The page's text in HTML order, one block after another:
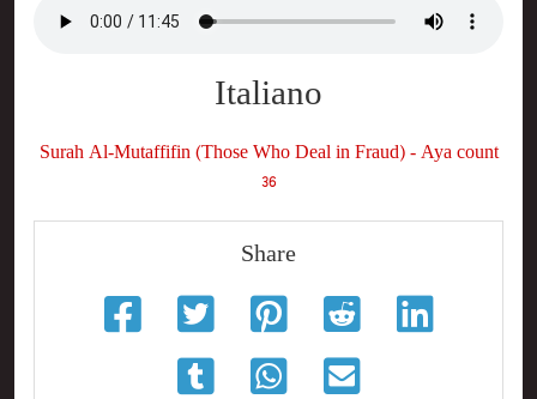
Italiano
Surah Al-Mutaffifin (Those Who Deal in Fraud) - Aya count
36
Share